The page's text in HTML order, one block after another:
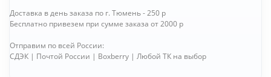
Доставка в день заказа по г. Тюмень - 250 р
Бесплатно привезем при сумме заказа от 2000 р
Отправим по всей России:
СДЭК | Почтой России | Boxberry | Любой ТК на выбор